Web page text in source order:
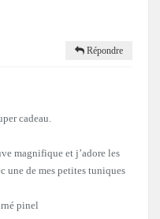
Répondre
cadeau.
magnifique et j’adore les
de mes petites tuniques
pinel